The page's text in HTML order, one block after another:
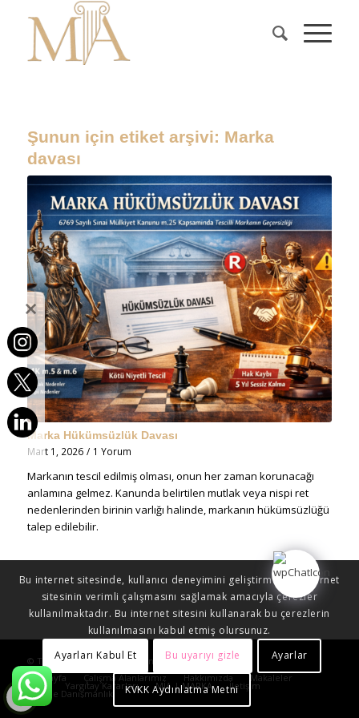
Şunun için etiket arşivi: Marka
davası
Marka Hükümsüzlük Davası
Mart 1, 2026 / 1 Yorum
Markanın tescil edilmiş olması, onun her zaman korunacağı
anlamına gelmez. Kanunda belirtilen mutlak veya nispi ret
nedenlerinden birinin varlığı halinde, markanın hükümsüzlüğü
talep edilebilir.
© Telif Hakkı - Mia Hukuk Danışmanlık 2023
Anasayfa
Çalışma Alanlarımız Hakkımızda Makaleler
Blog Yargıtay Kararları MİA | MARKA İletişim
Online Danışmanlık
Bu internet sitesinde, kullanıcı deneyimini geliştirmek ve internet
sitesinin verimli çalışmasını sağlamak amacıyla çerezler
kullanılmaktadır. Bu internet sitesini kullanarak bu çerezlerin
kullanılmasını kabul etmiş olursunuz.
Ayarları Kabul Et
Bu uyarıyı gizle Ayarlar
KVKK Aydınlatma Metni